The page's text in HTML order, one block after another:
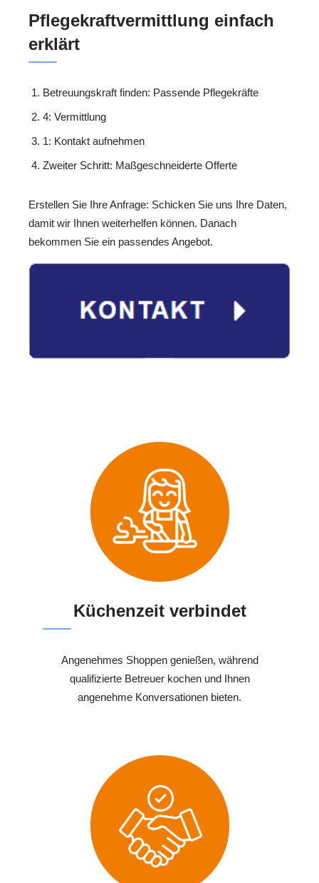
Pflegekraftvermittlung einfach
erklärt
Betreuungskraft finden: Passende Pflegekräfte
4: Vermittlung
1: Kontakt aufnehmen
Zweiter Schritt: Maßgeschneiderte Offerte
Erstellen Sie Ihre Anfrage: Schicken Sie uns Ihre Daten,
damit wir Ihnen weiterhelfen können. Danach
bekommen Sie ein passendes Angebot.
Küchenzeit verbindet
Angenehmes Shoppen genießen, während
qualifizierte Betreuer kochen und Ihnen
angenehme Konversationen bieten.